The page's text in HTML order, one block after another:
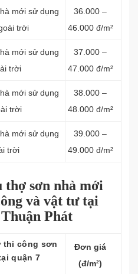
mới sử dụng
trời
36.000 –
46.000 đ/m²
mới sử dụng
trời
37.000 –
47.000 đ/m²
mới sử dụng
trời
38.000 –
48.000 đ/m²
mới sử dụng
trời
39.000 –
49.000 đ/m²
thợ sơn nhà mới
và vật tư tại
Phát
thi công sơn
quận 7
Đơn giá
(đ/m²)